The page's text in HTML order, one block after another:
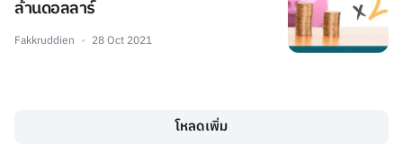
ล้านดอลลาร์
Fakkruddien 28 Oct 2021
โหลดเพิ่ม